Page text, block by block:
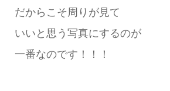
だからこそ周りが見て
いいと思う写真にするのが
一番なのです！！！